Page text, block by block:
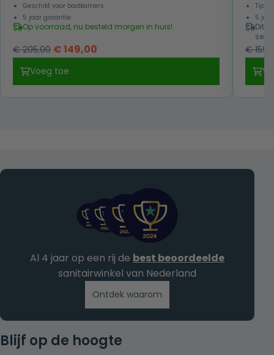
Geschikt voor badkamers
5 jaar garantie
Op voorraad, nu besteld morgen in huis!
€205,00 Oorspronkelijke
€ 205,00.
€149,00
€ 149,00.
Voeg toe
5
Dit
€
Blijf op de hoogte
Al 4 jaar op een rij de best beoordeelde
sanitairwinkel van Nederland
Ontdek waarom